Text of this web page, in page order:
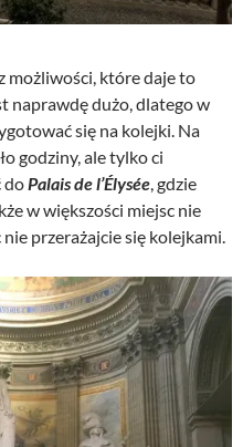
możliwości, które daje to
naprawdę dużo, dlatego w
się na kolejki. Na
godziny, ale tylko ci
doPalais de l’Élysée,gdzie
w większości miejsc nie
przerażajcie się kolejkami.